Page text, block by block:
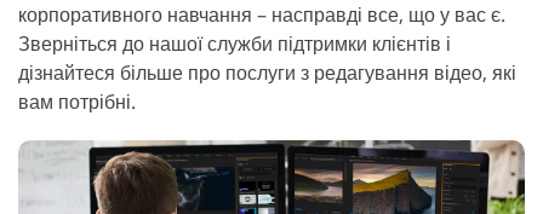
корпоративного навчання – насправді все, що у вас є.
Зверніться до нашої служби підтримки клієнтів і
дізнайтеся більше про послуги з редагування відео, які
вам потрібні.